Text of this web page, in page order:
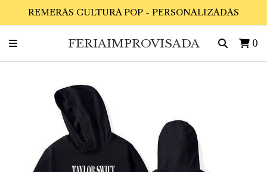
REMERAS CULTURA POP - PERSONALIZADAS
FERIAIMPROVISADA 0